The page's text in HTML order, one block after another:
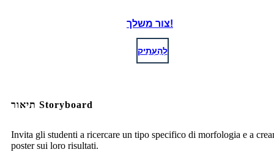
צור משלך!
לְהַעְתִיק
תיאור Storyboard
Invita gli studenti a ricercare un tipo specifico di morfologia e a
poster sui loro risultati.